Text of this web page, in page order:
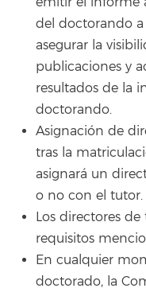
del doctorando a
asegurar la
publicaciones y
resultados de la
doctorando.
Asignación de
tras la
asignará un
o no con el tutor.
Los directores
requisitos
En cualquier
doctorado, la